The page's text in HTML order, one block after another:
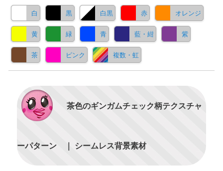
白 黒 白黒 赤 オレンジ
黄 緑 青 藍・紺 紫
茶 ピンク 複数・虹
茶色のギンガムチェック柄テクスチャ
ーパターン ｜ シームレス背景素材